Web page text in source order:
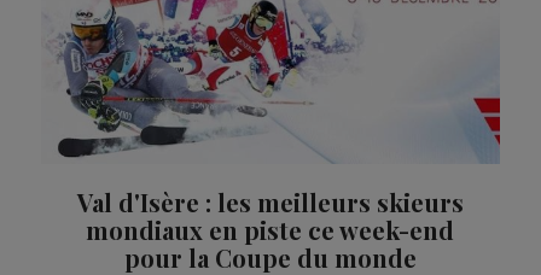
Val d'Isère : les meilleurs skieurs
mondiaux en piste ce week-end
pour la Coupe du monde